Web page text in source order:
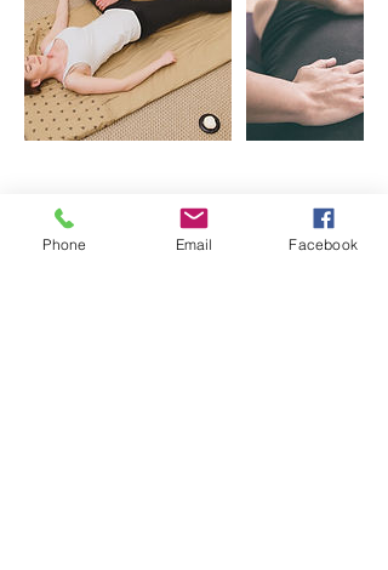
Coordonnées
0620042195
Phone Email Facebook